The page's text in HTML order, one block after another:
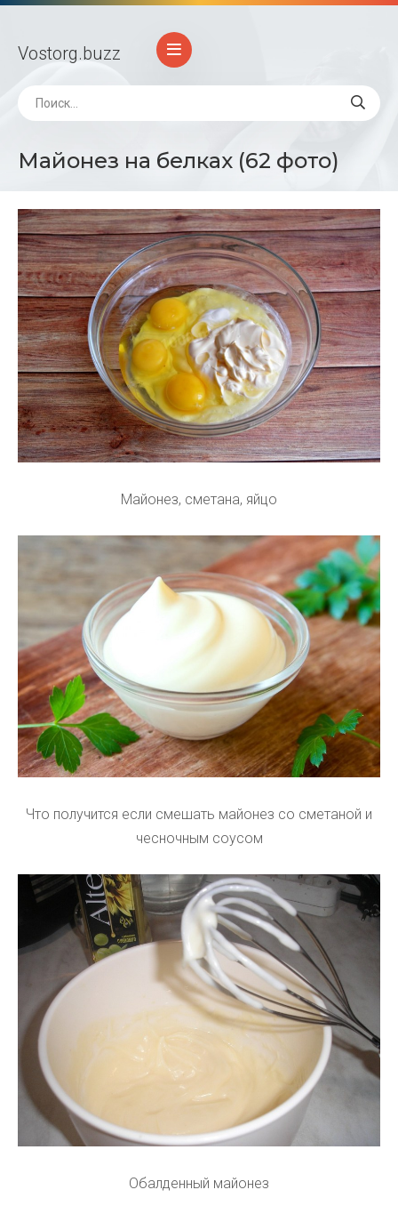
Vostorg.buzz
Майонез на белках (62 фото)
Майонез, сметана, яйцо
Что получится если смешать майонез со сметаной и
чесночным соусом
Обалденный майонез